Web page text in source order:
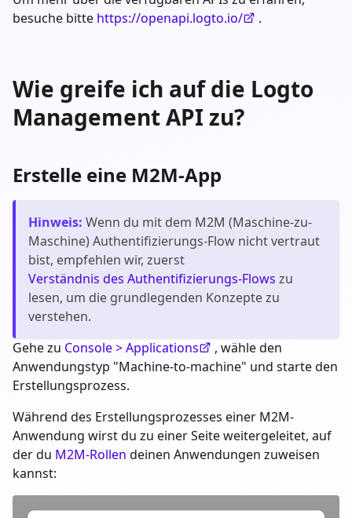
besuche bitte https://openapi.logto.io/ .
Wie greife ich auf die Logto
Management API zu?
Erstelle eine M2M-App
Hinweis: Wenn du mit dem M2M (Maschine-zu-
Maschine) Authentifizierungs-Flow nicht vertraut
bist, empfehlen wir, zuerst
Verständnis des Authentifizierungs-Flows zu
lesen, um die grundlegenden Konzepte zu
verstehen.
Gehe zu Console > Applications
, wähle den
Anwendungstyp "Machine-to-machine" und starte den
Erstellungsprozess.
Während des Erstellungsprozesses einer M2M-
Anwendung wirst du zu einer Seite weitergeleitet, auf
der du M2M-Rollen deinen Anwendungen zuweisen
kannst: